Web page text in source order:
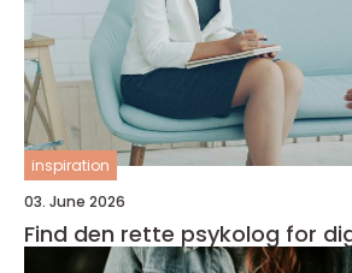
inspiration
03. June 2026
Find den rette psykolog for